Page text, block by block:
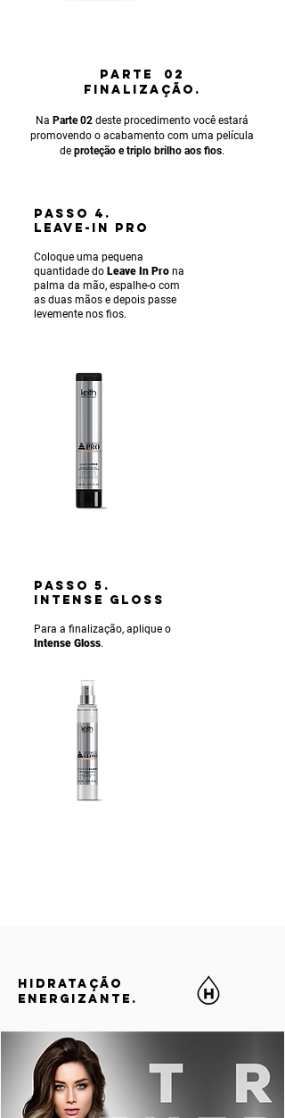
PARTE 02
FINALIZAÇÃO.
Na Parte 02 deste procedimento você estará
promovendo o acabamento com uma película
de proteção e triplo brilho aos fios.
PASSO 4.
LEAVE-IN PRO
Coloque uma pequena
quantidade do Leave In Pro na
palma da mão, espalhe-o com
as duas mãos e depois passe
levemente nos fios.
PASSO 5.
INTENSE gLOSS
Para a finalização, aplique o
Intense Gloss.
HIDRATAÇÃO
ENERGIZANTE.